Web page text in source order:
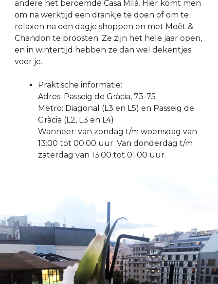
andere het beroemde Casa Milà. Hier komt men
om na werktijd een drankje te doen of om te
relaxen na een dagje shoppen en met Moët &
Chandon te proosten. Ze zijn het hele jaar open,
en in wintertijd hebben ze dan wel dekentjes
voor je.
Praktische informatie:
Adres: Passeig de Gràcia, 73-75
Metro: Diagonal (L3 en L5) en Passeig de
Gràcia (L2, L3 en L4)
Wanneer: van zondag t/m woensdag van
13:00 tot 00:00 uur. Van donderdag t/m
zaterdag van 13:00 tot 01:00 uur.